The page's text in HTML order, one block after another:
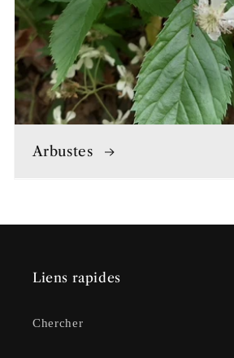
Arbustes
Liens rapides
Chercher